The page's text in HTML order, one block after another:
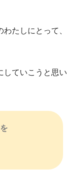
たしにとって、
していこうと思い